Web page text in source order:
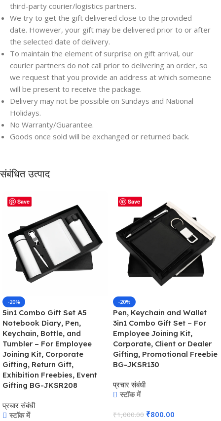
third-party courier/logistics partners.
We try to get the gift delivered close to the provided
date. However, your gift may be delivered prior to or after
the selected date of delivery.
To maintain the element of surprise on gift arrival, our
courier partners do not call prior to delivering an order, so
we request that you provide an address at which someone
will be present to receive the package.
Delivery may not be possible on Sundays and National
Holidays.
No Warranty/Guarantee.
Goods once sold will be exchanged or returned back.
संबंधित उत्पाद
Save
-20%
5in1 Combo Gift Set A5
Notebook Diary, Pen,
Keychain, Bottle, and
Tumbler – For Employee
Joining Kit, Corporate
Gifting, Return Gift,
Exhibition Freebies, Event
Gifting BG-JKSR208
प्रचार संबंधी
स्टॉक में
Save
-20%
Pen, Keychain and Wallet
3in1 Combo Gift Set – For
Employee Joining Kit,
Corporate, Client or Dealer
Gifting, Promotional Freebie
BG-JKSR130
प्रचार संबंधी
स्टॉक में
₹1,000.00 ₹800.00